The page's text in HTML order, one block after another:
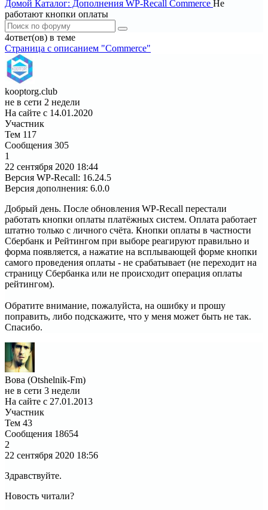
Домой Каталог: Дополнения WP-Recall Commerce Не
работают кнопки оплаты
4ответ(ов) в теме
Страница c описанием "Commerce"
kooptorg.club
не в сети 2 недели
На сайте с 14.01.2020
Участник
Тем 117
Сообщения 305
1
22 сентября 2020 18:44
Версия WP-Recall: 16.24.5
Версия дополнения: 6.0.0
Добрый день. После обновления WP-Recall перестали
работать кнопки оплаты платёжных систем. Оплата работает
штатно только с личного счёта. Кнопки оплаты в частности
Сбербанк и Рейтингом при выборе реагируют правильно и
форма появляется, а нажатие на всплывающей форме кнопки
самого проведения оплаты - не срабатывает (не переходит на
страницу Сбербанка или не происходит операция оплаты
рейтингом).
Обратите внимание, пожалуйста, на ошибку и прошу
поправить, либо подскажите, что у меня может быть не так.
Спасибо.
Вова (Otshelnik-Fm)
не в сети 3 недели
На сайте с 27.01.2013
Участник
Тем 43
Сообщения 18654
2
22 сентября 2020 18:56
Здравствуйте.
Новость читали?